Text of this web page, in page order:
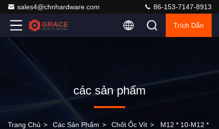
sales4@chnhardware.com 86-153-7147-8913
Trích Dẫn
các sản phẩm
Trang Chủ > Các Sản Phẩm > Chốt Ốc Vít > M12 * 10-M12 *